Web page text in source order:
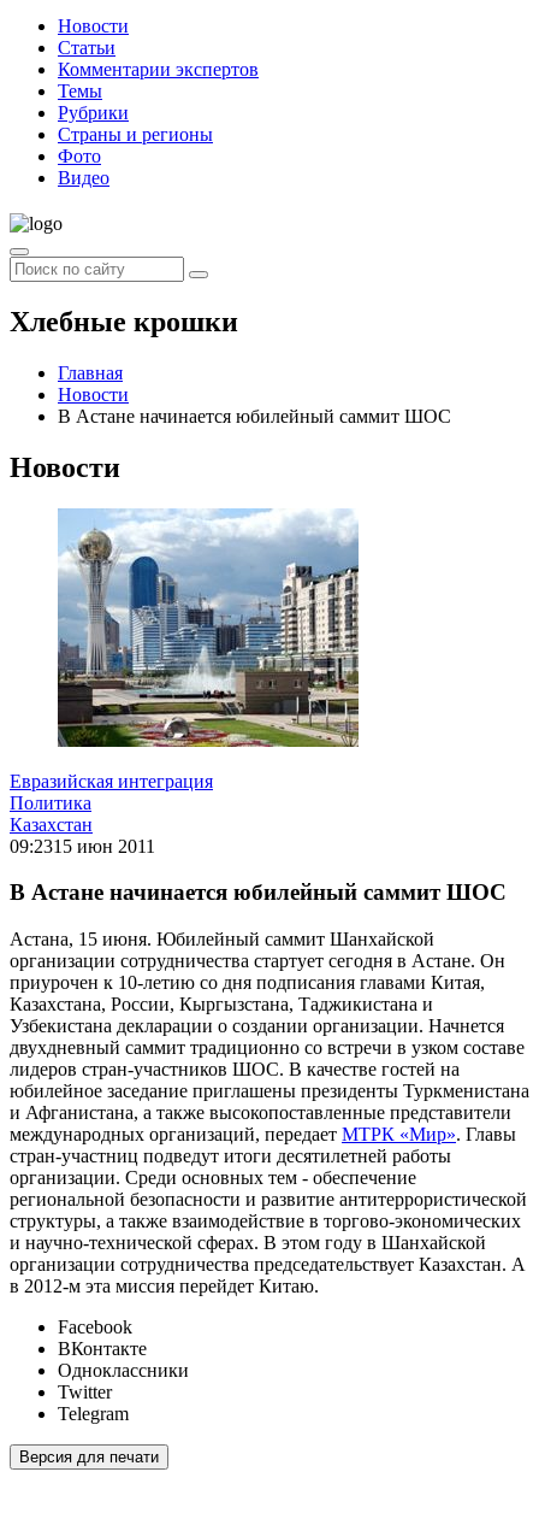
Новости
Статьи
Комментарии экспертов
Темы
Рубрики
Страны и регионы
Фото
Видео
Хлебные крошки
Главная
Новости
В Астане начинается юбилейный саммит ШОС
Новости
Евразийская интеграция
Политика
Казахстан
09:2315 июн 2011
В Астане начинается юбилейный саммит ШОС
Астана, 15 июня. Юбилейный саммит Шанхайской
организации сотрудничества стартует сегодня в Астане. Он
приурочен к 10-летию со дня подписания главами Китая,
Казахстана, России, Кыргызстана, Таджикистана и
Узбекистана декларации о создании организации. Начнется
двухдневный саммит традиционно со встречи в узком составе
лидеров стран-участников ШОС. В качестве гостей на
юбилейное заседание приглашены президенты Туркменистана
и Афганистана, а также высокопоставленные представители
международных организаций, передает МТРК «Мир». Главы
стран-участниц подведут итоги десятилетней работы
организации. Среди основных тем - обеспечение
региональной безопасности и развитие антитеррористической
структуры, а также взаимодействие в торгово-экономических
и научно-технической сферах. В этом году в Шанхайской
организации сотрудничества председательствует Казахстан. А
в 2012-м эта миссия перейдет Китаю.
Facebook
ВКонтакте
Одноклассники
Twitter
Telegram
Версия для печати